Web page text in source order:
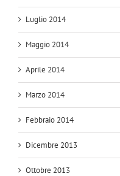
Luglio 2014
Maggio 2014
Aprile 2014
Marzo 2014
Febbraio 2014
Dicembre 2013
Ottobre 2013